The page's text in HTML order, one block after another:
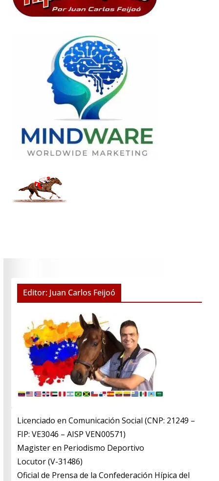
Editor: Juan Carlos Feijoó
Licenciado en Comunicación Social (CNP: 21249 –
FIP: VE3046 – AISP VEN00571)
​Magister en Periodismo Deportivo
​Locutor (V-31486)
​Oficial de Prensa de la Confederación Hípica del